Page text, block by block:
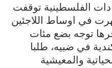
الفلسطينية توقفت
في اوساط اللاجئين
توجه بضع مئات
في ضبيه، طلبا
والمعيشية